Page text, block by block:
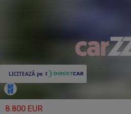
8.800 EUR